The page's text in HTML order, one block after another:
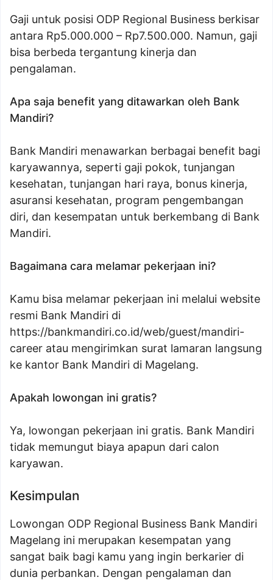
Gaji untuk posisi ODP Regional Business berkisar
antara Rp5.000.000 – Rp7.500.000. Namun, gaji
bisa berbeda tergantung kinerja dan
pengalaman.
Apa saja benefit yang ditawarkan oleh Bank
Mandiri?
Bank Mandiri menawarkan berbagai benefit bagi
karyawannya, seperti gaji pokok, tunjangan
kesehatan, tunjangan hari raya, bonus kinerja,
asuransi kesehatan, program pengembangan
diri, dan kesempatan untuk berkembang di Bank
Mandiri.
Bagaimana cara melamar pekerjaan ini?
Kamu bisa melamar pekerjaan ini melalui website
resmi Bank Mandiri di
https://bankmandiri.co.id/web/guest/mandiri-
career atau mengirimkan surat lamaran langsung
ke kantor Bank Mandiri di Magelang.
Apakah lowongan ini gratis?
Ya, lowongan pekerjaan ini gratis. Bank Mandiri
tidak memungut biaya apapun dari calon
karyawan.
Kesimpulan
Lowongan ODP Regional Business Bank Mandiri
Magelang ini merupakan kesempatan yang
sangat baik bagi kamu yang ingin berkarier di
dunia perbankan. Dengan pengalaman dan